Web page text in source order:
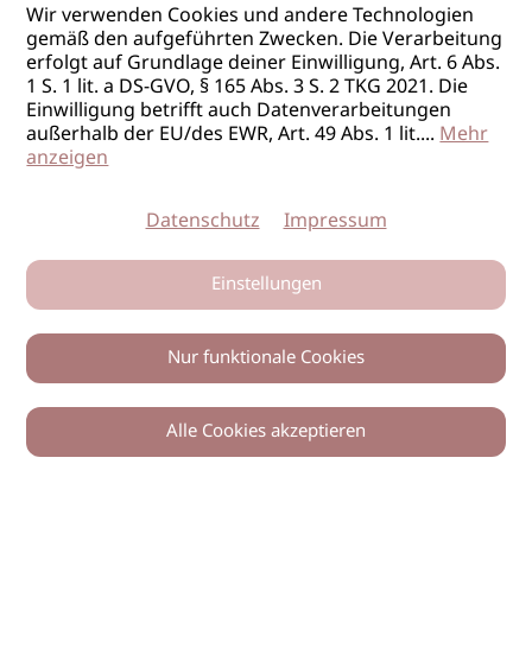
0
Wir verwenden Cookies und andere Technologien
gemäß den aufgeführten Zwecken. Die Verarbeitung
erfolgt auf Grundlage deiner Einwilligung, Art. 6 Abs.
1 S. 1 lit. a DS-GVO, § 165 Abs. 3 S. 2 TKG 2021. Die
Einwilligung betrifft auch Datenverarbeitungen
außerhalb der EU/des EWR, Art. 49 Abs. 1 lit....Mehr
anzeigen
Datenschutz Impressum
Einstellungen
Nur funktionale Cookies
Alle Cookies akzeptieren